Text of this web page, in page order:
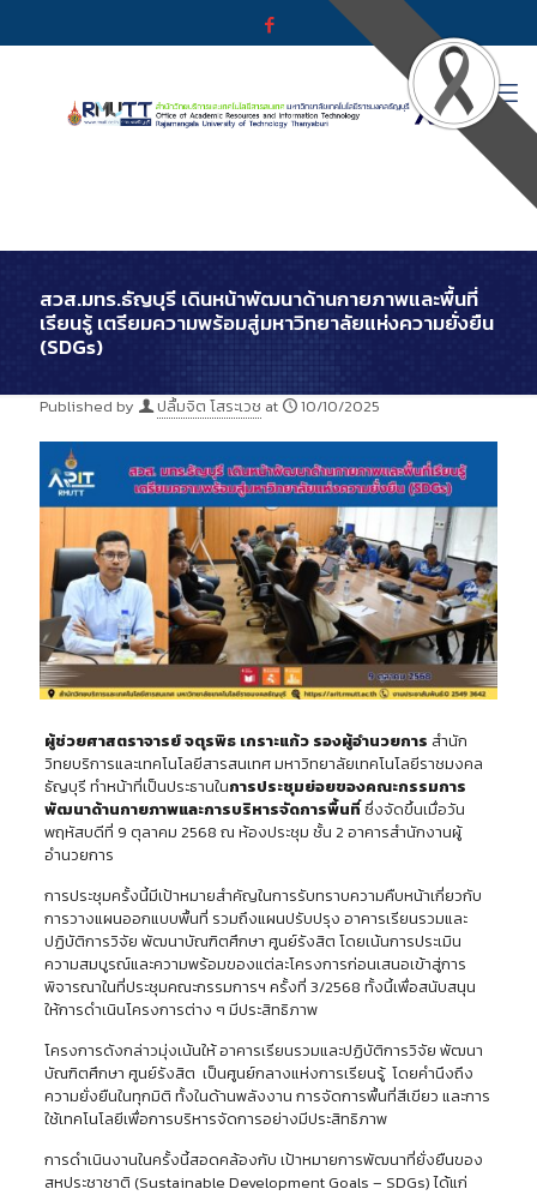
สวส.มทร.ธัญบุรี เดินหน้าพัฒนาด้านกายภาพและพื้นที่
เรียนรู้ เตรียมความพร้อมสู่มหาวิทยาลัยแห่งความยั่งยืน
(SDGs)
Published by ปลื้มจิต โสระเวช at 10/10/2025
ผู้ช่วยศาสตราจารย์ จตุรพิธ เกราะแก้ว รองผู้อำนวยการ สำนัก
วิทยบริการและเทคโนโลยีสารสนเทศ มหาวิทยาลัยเทคโนโลยีราชมงคล
ธัญบุรี ทำหน้าที่เป็นประธานในการประชุมย่อยของคณะกรรมการ
พัฒนาด้านกายภาพและการบริหารจัดการพื้นที่ซึ่งจัดขึ้นเมื่อวัน
พฤหัสบดีที่ 9 ตุลาคม 2568 ณ ห้องประชุม ชั้น 2 อาคารสำนักงานผู้
อำนวยการ
การประชุมครั้งนี้มีเป้าหมายสำคัญในการรับทราบความคืบหน้าเกี่ยวกับ
การวางแผนออกแบบพื้นที่ รวมถึงแผนปรับปรุง อาคารเรียนรวมและ
ปฏิบัติการวิจัย พัฒนาบัณฑิตศึกษา ศูนย์รังสิต โดยเน้นการประเมิน
ความสมบูรณ์และความพร้อมของแต่ละโครงการก่อนเสนอเข้าสู่การ
พิจารณาในที่ประชุมคณะกรรมการฯ ครั้งที่ 3/2568 ทั้งนี้เพื่อสนับสนุน
ให้การดำเนินโครงการต่าง ๆ มีประสิทธิภาพ
โครงการดังกล่าวมุ่งเน้นให้ อาคารเรียนรวมและปฏิบัติการวิจัย พัฒนา
บัณฑิตศึกษา ศูนย์รังสิต เป็นศูนย์กลางแห่งการเรียนรู้ โดยคำนึงถึง
ความยั่งยืนในทุกมิติ ทั้งในด้านพลังงาน การจัดการพื้นที่สีเขียว และการ
ใช้เทคโนโลยีเพื่อการบริหารจัดการอย่างมีประสิทธิภาพ
การดำเนินงานในครั้งนี้สอดคล้องกับ เป้าหมายการพัฒนาที่ยั่งยืนของ
สหประชาชาติ (Sustainable Development Goals – SDGs) ได้แก่